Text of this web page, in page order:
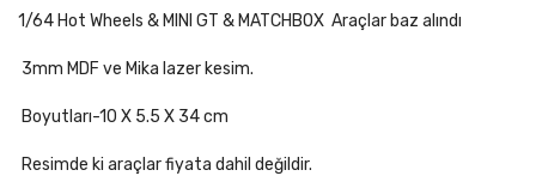
1/64 Hot Wheels & MINI GT & MATCHBOX Araçlar baz alındı
3mm MDF ve Mika lazer kesim.
Boyutları-10 X 5.5 X 34 cm
Resimde ki araçlar fiyata dahil değildir.